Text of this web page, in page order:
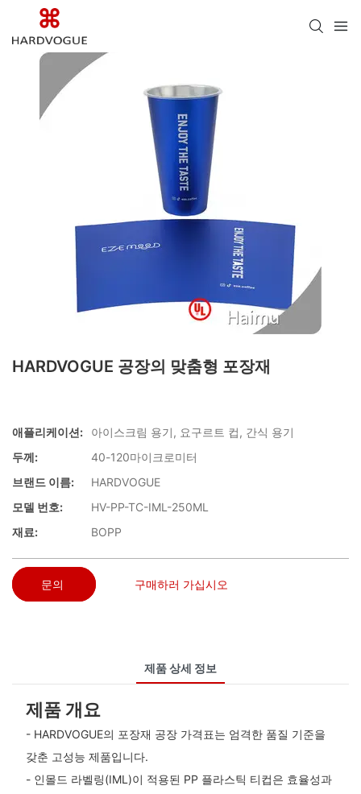
HARDVOGUE 공장의 맞춤형 포장재
애플리케이션:
아이스크림 용기, 요구르트 컵, 간식 용기
두께:
40-120마이크로미터
브랜드 이름:
HARDVOGUE
모델 번호:
HV-PP-TC-IML-250ML
재료:
BOPP
문의 구매하러 가십시오
제품 상세 정보
제품 개요
- HARDVOGUE의 포장재 공장 가격표는 엄격한 품질 기준을
갖춘 고성능 제품입니다.
- 인몰드 라벨링(IML)이 적용된 PP 플라스틱 티컵은 효율성과